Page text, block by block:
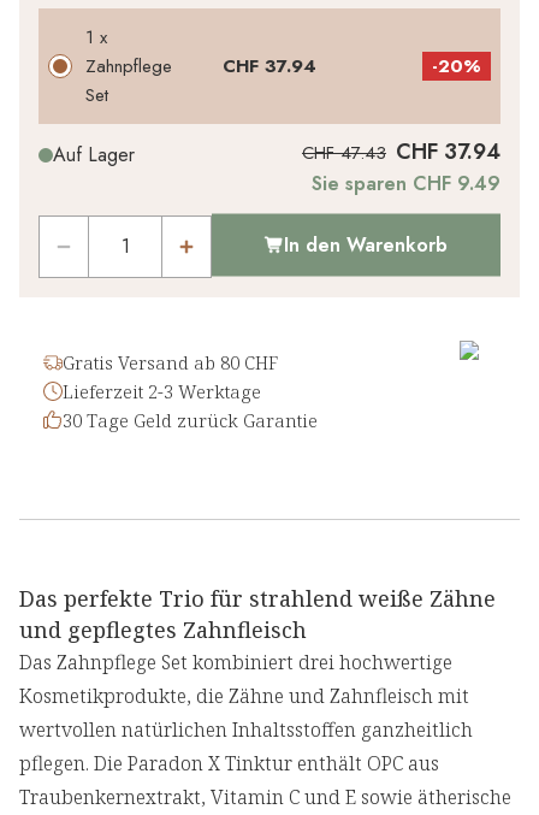
1 x
Zahnpflege
Set
CHF 37.94 -20%
Auf Lager CHF 47.43 CHF 37.94
Sie sparen CHF 9.49
In den Warenkorb
Gratis Versand ab 80 CHF
Lieferzeit 2-3 Werktage
30 Tage Geld zurück Garantie
Das perfekte Trio für strahlend weiße Zähne
und gepflegtes Zahnfleisch
Das Zahnpflege Set kombiniert drei hochwertige
Kosmetikprodukte, die Zähne und Zahnfleisch mit
wertvollen natürlichen Inhaltsstoffen ganzheitlich
pflegen. Die Paradon X Tinktur enthält OPC aus
Traubenkernextrakt, Vitamin C und E sowie ätherische